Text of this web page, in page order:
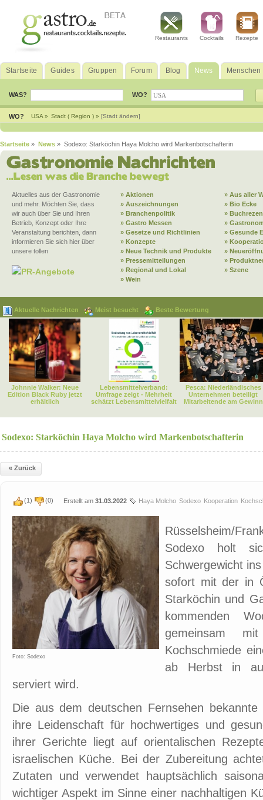
Restaurants Cocktails Rezepte
Startseite Guides Gruppen Forum Blog News Menschen
WAS? WO?
WO? USA » Stadt ( Region ) » [Stadt ändern]
Startseite » News » Sodexo: Starköchin Haya Molcho wird Markenbotschafterin
Aktuelles aus der Gastronomie
und mehr. Möchten Sie, dass
wir auch über Sie und Ihren
Betrieb, Konzept oder Ihre
Veranstaltung berichten, dann
informieren Sie sich hier über
unsere tollen
PR-Angebote
» Aktionen
» Aus aller
» Auszeichnungen
» Bio Ecke
» Branchenpolitik
»
» Gastro Messen
»
» Gesetze und Richtlinien
» Gesunde
» Konzepte
»
» Neue Technik und Produkte
»
» Pressemitteilungen
»
» Regional und Lokal
» Szene
» Wein
Aktuelle Nachrichten Meist besucht Beste Bewertung
Johnnie Walker: Neue
Edition Black Ruby jetzt
erhältlich
Lebensmittelverband:
Umfrage zeigt - Mehrheit
schätzt Lebensmittelvielfalt
Pesca: Niederländisches
Unternehmen beteiligt
Mitarbeitende am Gewinn
Sodexo: Starköchin Haya Molcho wird Markenbotschafterin
« Zurück
(1) (0) Erstellt am 31.03.2022 Haya Molcho Sodexo Kooperation
Foto: Sodexo
Rüsselsheim/
Sodexo holt
Schwergewicht
sofort mit der in
Starköchin und
kommenden
gemeinsam
Kochschmiede
ab Herbst in
serviert wird.
Die aus dem deutschen Fernsehen
ihre Leidenschaft für hochwertiges und
ihrer Gerichte liegt auf orientalischen
israelischen Küche. Bei der Zubereitung
Zutaten und verwendet hauptsächlich
wichtiger Aspekt im Sinne einer nachhaltigen